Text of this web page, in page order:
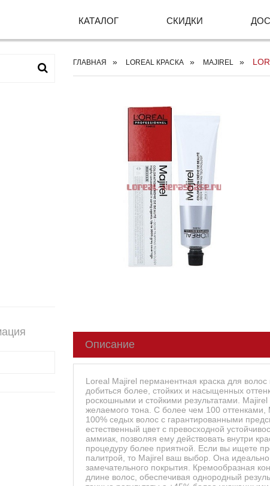
КАТАЛОГ СКИДКИ
ГЛАВНАЯ LOREAL КРАСКА MAJIREL
Описание
Loreal Majirel перманентная краска для
добиться более, стойких и насыщенных
роскошными и стойкими результатами.
желаемого тона. С более чем 100 оттенками,
100% седых волос с гарантированными
естественный цвет с превосходной
аммиак, позволяя ему действовать внутри
процедуру более приятной. Если вы ищете
палитрой, то Majirel ваш выбор. Она идеально
замечательного покрытия. Кремообразная
длине волос, обеспечивая однородный